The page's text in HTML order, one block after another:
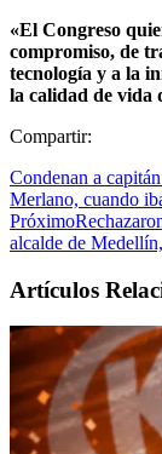
«El Congreso
compromiso, de
tecnología y a la
la calidad de vida
Compartir:
Condenan a
Merlano, cuando
Próximo
alcalde de
Artículos